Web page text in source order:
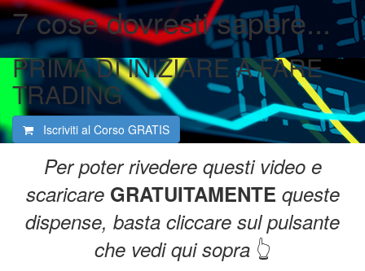
7 cose dovresti sapere...
PRIMA DI INIZIARE A FARE
TRADING
Iscriviti al Corso GRATIS
Per poter rivedere questi video e
scaricare GRATUITAMENTE queste
dispense, basta cliccare sul pulsante
che vedi qui sopra 👆